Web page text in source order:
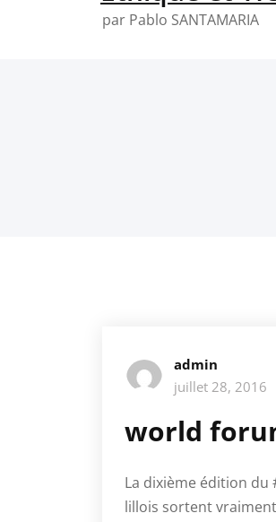
par Pablo SANTAMARIA
admin
juillet 28, 2016
world
La dixième édition
lillois sortent